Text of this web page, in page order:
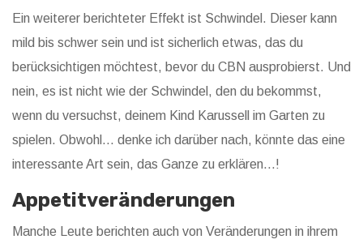
Ein weiterer berichteter Effekt ist Schwindel. Dieser kann
mild bis schwer sein und ist sicherlich etwas, das du
berücksichtigen möchtest, bevor du CBN ausprobierst. Und
nein, es ist nicht wie der Schwindel, den du bekommst,
wenn du versuchst, deinem Kind Karussell im Garten zu
spielen. Obwohl... denke ich darüber nach, könnte das eine
interessante Art sein, das Ganze zu erklären...!
Appetitveränderungen
Manche Leute berichten auch von Veränderungen in ihrem